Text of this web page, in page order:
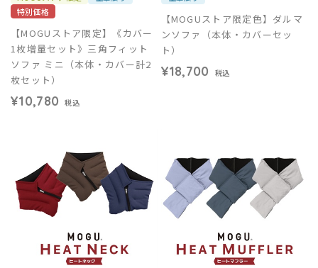
特別価格
【MOGUストア限定】《カバー
1枚増量セット》三角フィット
ソファ ミニ（本体・カバー計2
枚セット）
¥10,780 税込
【MOGUストア限定色】ダルマ
ンソファ（本体・カバーセッ
ト）
¥18,700 税込